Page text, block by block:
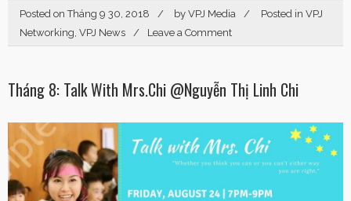
Posted onTháng 9 30, 2018 by VPJ Media Posted in VPJ
Networking, VPJ News Leave a Comment
Tháng 8: Talk With Mrs.Chi @Nguyễn Thị Linh Chi